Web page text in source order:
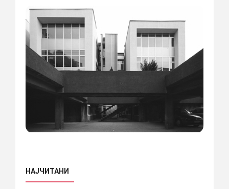
НАЈЧИТАНИ